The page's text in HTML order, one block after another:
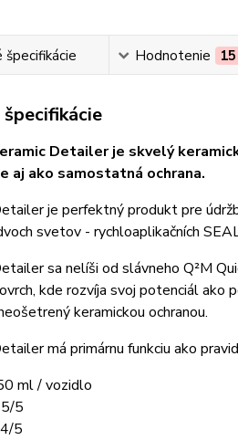
Hodnotenie 15
Detailer je skvelý
aj ako samostatná ochrana.
je perfektný produkt pre
svetov - rychloaplikačních
sa nelíši od slávneho Q²M
kde rozvíja svoj potenciál ako
keramickou ochranou.
má primárnu funkciu ako
ml / vozidlo
5
5